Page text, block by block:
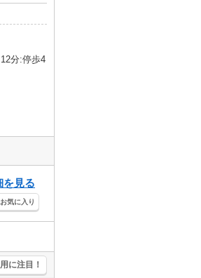
分:停歩4
を見る
お気に入り
に注目！